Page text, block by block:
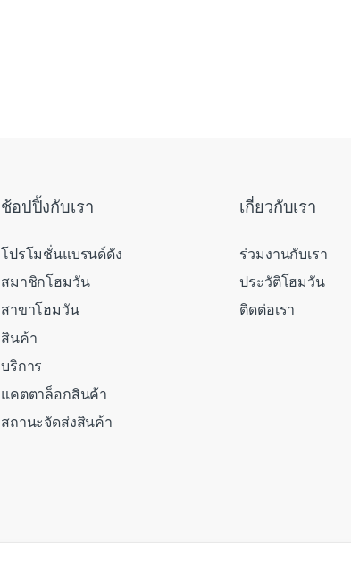
ช้อปปิ้งกับเรา
โปรโมชั่นแบรนด์ดัง
สมาชิกโฮมวัน
สาขาโฮมวัน
สินค้า
บริการ
แคตตาล็อกสินค้า
สถานะจัดส่งสินค้า
เกี่ยวกับเรา
ร่วมงานกับเรา
ประวัติโฮมวัน
ติดต่อเรา